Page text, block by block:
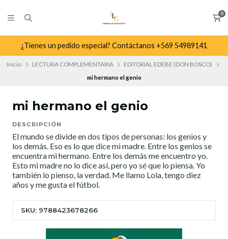
0
¿Tienes un pedido especial? Contáctanos +569 54989141
Inicio LECTURA COMPLEMENTARIA
EDITORIAL EDEBE (DON BOSCO)
mi hermano el genio
mi hermano el genio
DESCRIPCIÓN
El mundo se divide en dos tipos de personas: los genios y
los demás. Eso es lo que dice mi madre. Entre los genios se
encuentra mi hermano. Entre los demás me encuentro yo.
Esto mi madre no lo dice así, pero yo sé que lo piensa. Yo
también lo pienso, la verdad. Me llamo Lola, tengo diez
años y me gusta el fútbol.
SKU: 9788423678266